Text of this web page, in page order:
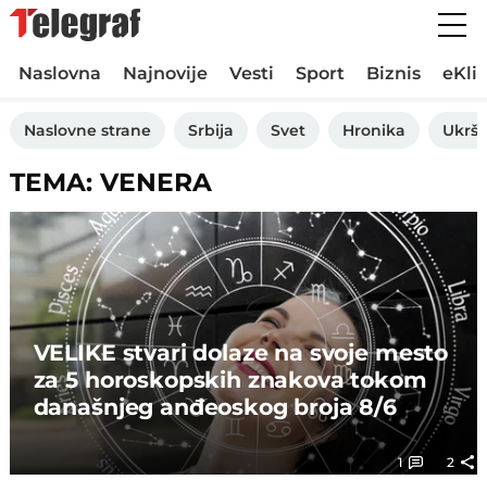
Naslovna Najnovije Vesti Sport Biznis
Naslovne strane Srbija Svet Hronika
TEMA: VENERA
VELIKE stvari dolaze na svoje mesto
za 5 horoskopskih znakova tokom
današnjeg anđeoskog broja 8/6
1 2